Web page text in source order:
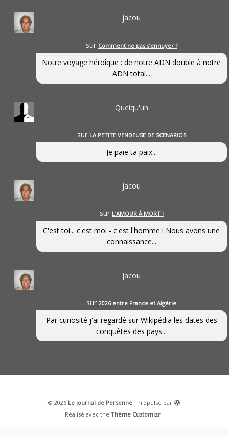
jacou
sur Comment ne pas s’ennuyer ?
Notre voyage héroîque : de notre ADN double à notre
ADN total...
Quelqu'un
sur LA PETITE VENDEUSE DE SCENARIOS
Je paie ta paix...
jacou
sur L’AMOUR À MORT !
C'est toi... c'est moi - c'est l'homme ! Nous avons une
connaissance...
jacou
sur2026 entre France et Algérie
Par curiosité j'ai regardé sur Wikipédia les dates des
conquêtes des pays...
· © 2026 Le journal de Personne· Propulsé par
·
Réalisé avec theThème Customizr ·